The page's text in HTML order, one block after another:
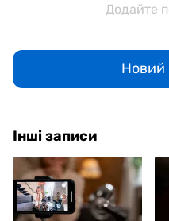
Додайте
Новий
Інші записи